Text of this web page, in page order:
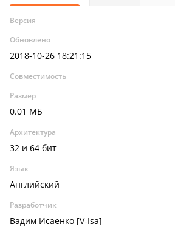
Версия
Обновлено
2018-10-26 18:21:15
Совместимость
Размер
0.01 МБ
Архитектура
32 и 64 бит
Язык
Английский
Разработчик
Вадим Исаенко [V-Isa]